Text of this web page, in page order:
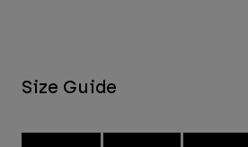
Size Guide